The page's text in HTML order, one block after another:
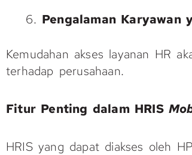
Pengalaman Karyawan
Kemudahan akses layanan HR
terhadap perusahaan.
Fitur Penting dalam HRIS
HRIS yang dapat diakses oleh